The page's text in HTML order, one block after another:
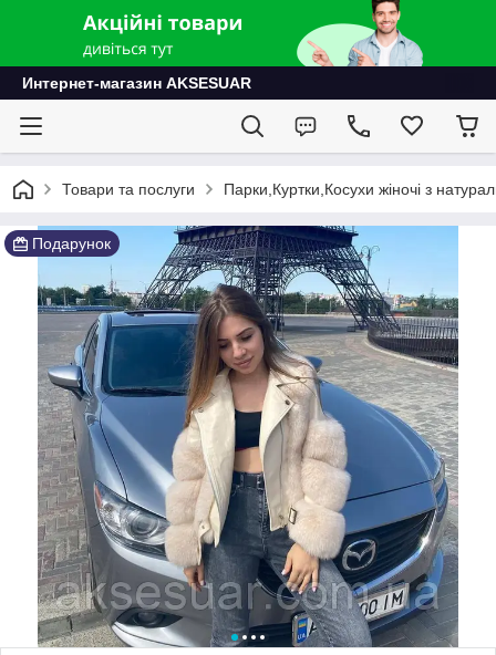
Интернет-магазин AKSESUAR
Товари та послуги Парки,Куртки,Косухи жіночі з
Подарунок